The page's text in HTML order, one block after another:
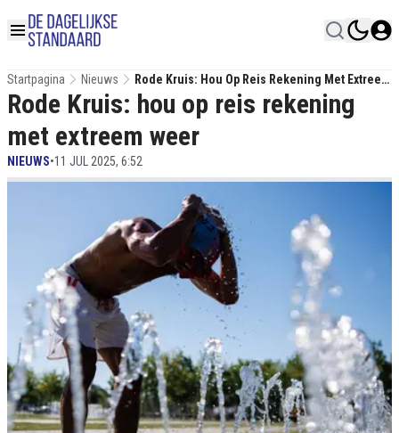
Startpagina Nieuws
Rode Kruis: Hou Op Reis Rekening Met Extreem
Weer
Rode Kruis: hou op reis rekening
met extreem weer
NIEUWS•11 JUL 2025, 6:52